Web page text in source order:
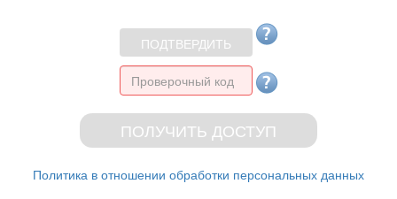
Политика в отношении обработки персональных данных